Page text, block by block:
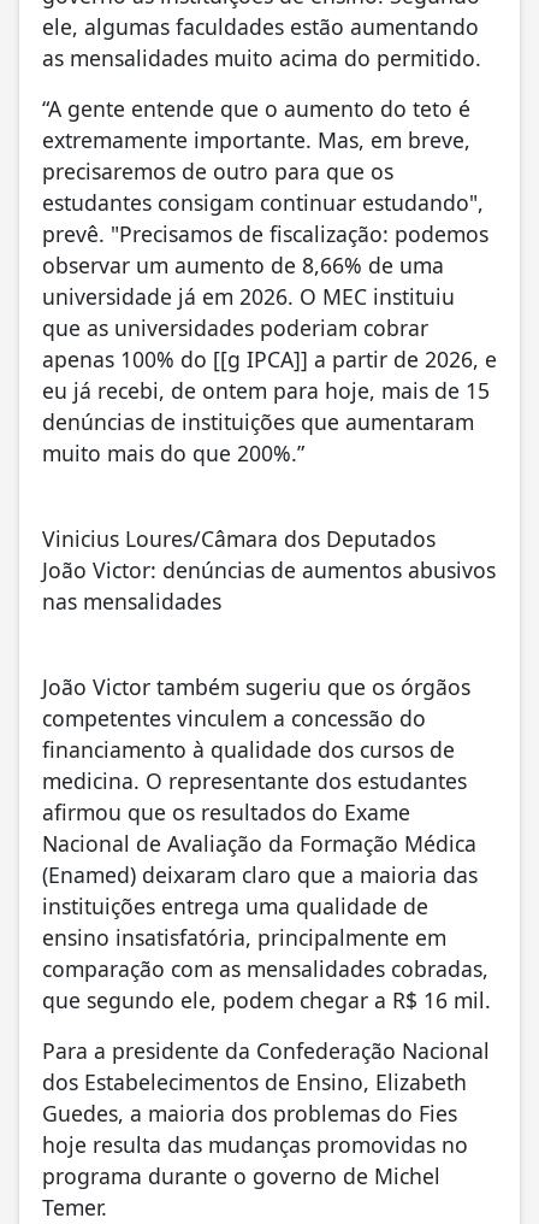
ele, algumas faculdades estão aumentando
as mensalidades muito acima do permitido.
“A gente entende que o aumento do teto é
extremamente importante. Mas, em breve,
precisaremos de outro para que os
estudantes consigam continuar estudando",
prevê. "Precisamos de fiscalização: podemos
observar um aumento de 8,66% de uma
universidade já em 2026. O MEC instituiu
que as universidades poderiam cobrar
apenas 100% do [[g IPCA]] a partir de 2026, e
eu já recebi, de ontem para hoje, mais de 15
denúncias de instituições que aumentaram
muito mais do que 200%.”
Vinicius Loures/Câmara dos Deputados
João Victor: denúncias de aumentos abusivos
nas mensalidades
João Victor também sugeriu que os órgãos
competentes vinculem a concessão do
financiamento à qualidade dos cursos de
medicina. O representante dos estudantes
afirmou que os resultados do Exame
Nacional de Avaliação da Formação Médica
(Enamed) deixaram claro que a maioria das
instituições entrega uma qualidade de
ensino insatisfatória, principalmente em
comparação com as mensalidades cobradas,
que segundo ele, podem chegar a R$ 16 mil.
Para a presidente da Confederação Nacional
dos Estabelecimentos de Ensino, Elizabeth
Guedes, a maioria dos problemas do Fies
hoje resulta das mudanças promovidas no
programa durante o governo de Michel
Temer.